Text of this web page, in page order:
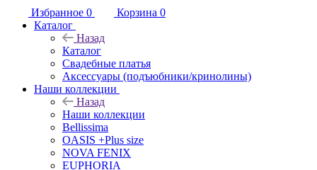
Избранное 0 Корзина 0
Каталог
Назад
Каталог
Свадебные платья
Аксессуары (подъюбники/кринолины)
Наши коллекции
Назад
Наши коллекции
Bellissima
OASIS +Plus size
NOVA FENIX
EUPHORIA